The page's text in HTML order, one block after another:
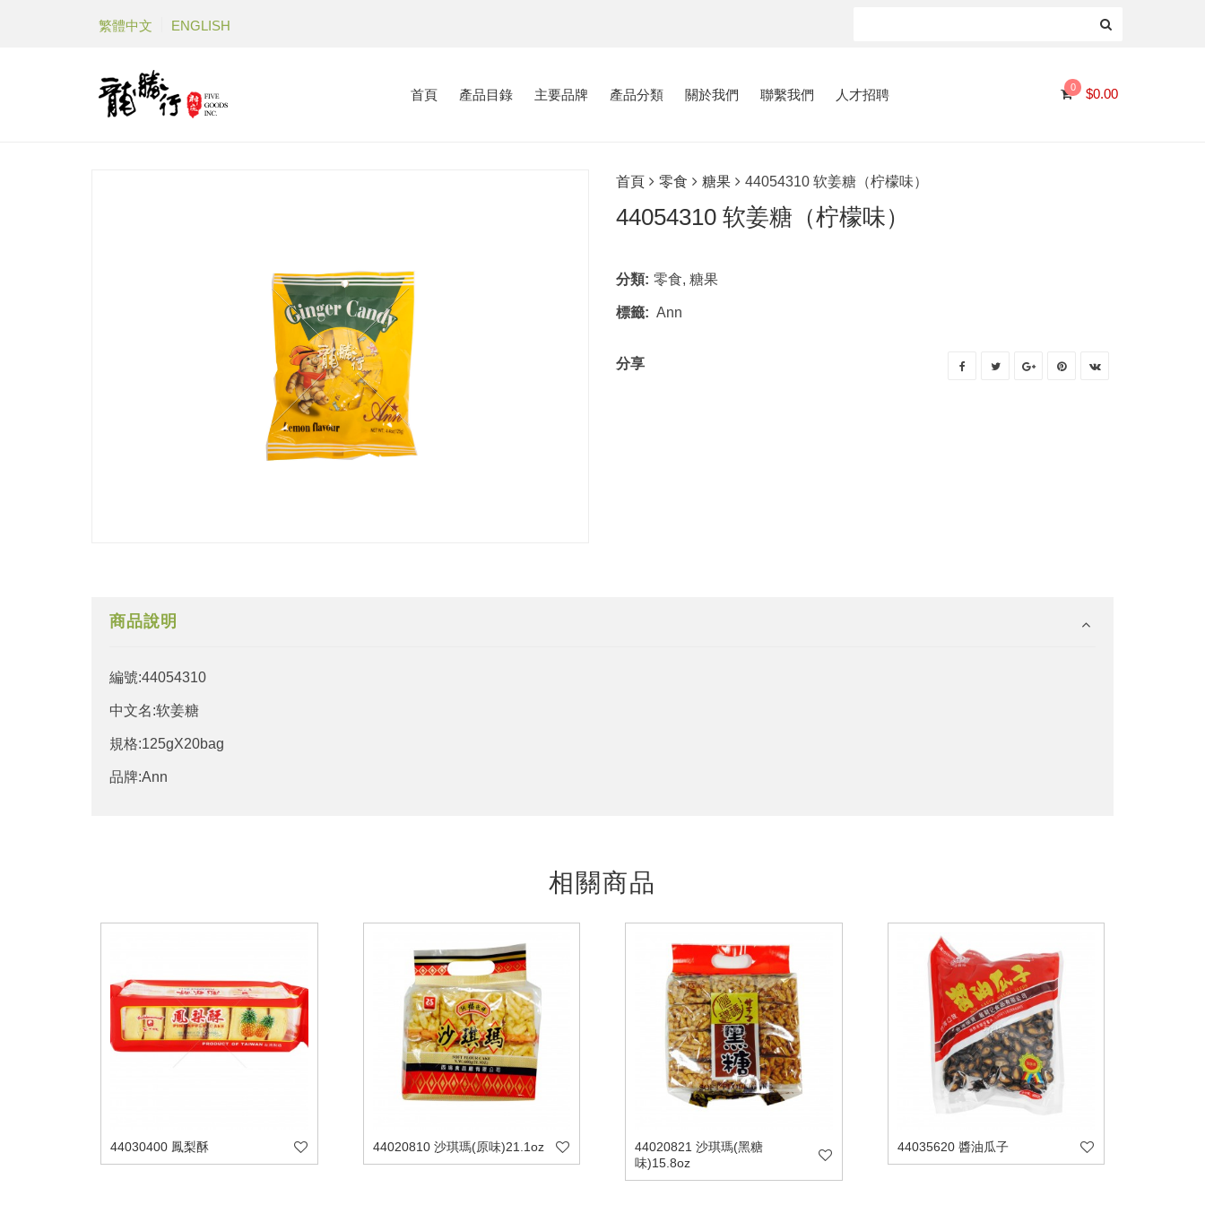
繁體中文 ENGLISH
首頁 產品目錄 主要品牌 產品分類 關於我們 聯繫我們 人才招聘 0 $0.00
首頁 零食 糖果 44054310 软姜糖（柠檬味）
44054310 软姜糖（柠檬味）
分類: 零食, 糖果
標籤: Ann
分享
商品說明
編號:44054310
中文名:软姜糖
規格:125gX20bag
品牌:Ann
相關商品
44030400 鳳梨酥 44020810 沙琪瑪(原味)21.1oz
44020821 沙琪瑪(黑糖
味)15.8oz
44035620 醬油瓜子